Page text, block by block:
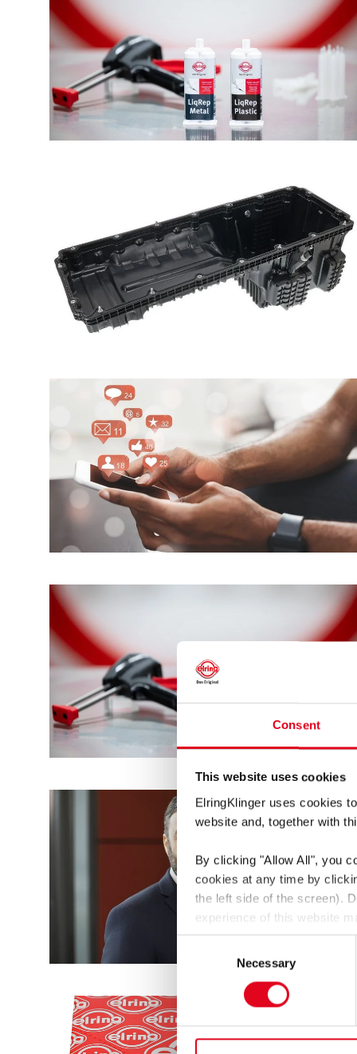
Consent
This website uses cookies
ElringKlinger uses cookies
website and, together with
By clicking "Allow All", you
cookies at any time by
the left side of the screen).
experience of this website
You thereby also consent to
GDPR. These third
be a risk that data may be
enforced.
Selection
Necessary